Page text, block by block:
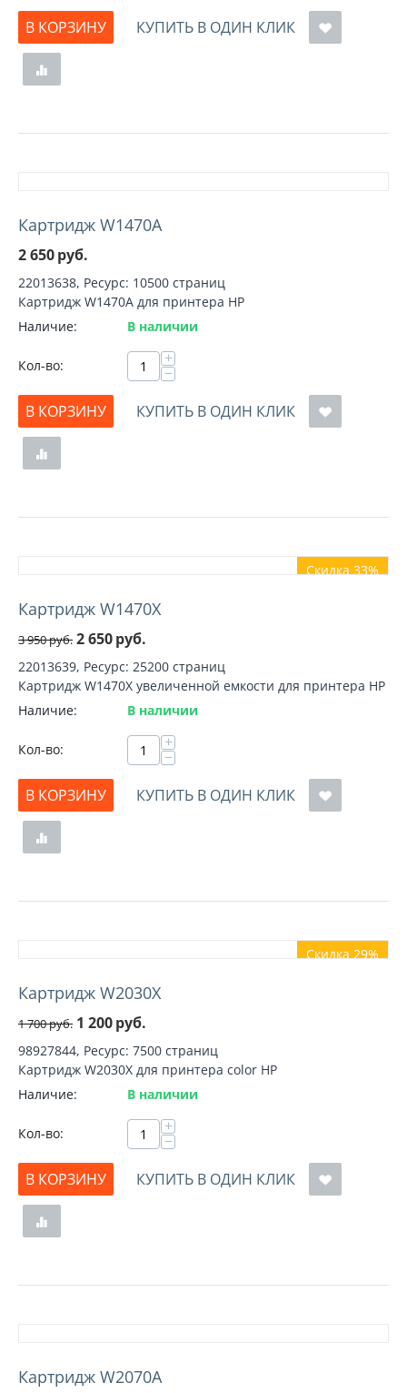
В КОРЗИНУ
КУПИТЬ В ОДИН КЛИК
Картридж W1470A
2 650руб.
22013638, Ресурс: 10500 страниц
Картридж W1470A для принтера HP
Наличие:
В наличии
Кол-во: +
−
В КОРЗИНУ
КУПИТЬ В ОДИН КЛИК
Скидка 33%
Картридж W1470X
3 950руб. 2 650руб.
22013639, Ресурс: 25200 страниц
Картридж W1470X увеличенной емкости для принтера HP
Наличие:
В наличии
Кол-во: +
−
В КОРЗИНУ
КУПИТЬ В ОДИН КЛИК
Скидка 29%
Картридж W2030X
1 700руб. 1 200руб.
98927844, Ресурс: 7500 страниц
Картридж W2030X для принтера color HP
Наличие:
В наличии
Кол-во: +
−
В КОРЗИНУ
КУПИТЬ В ОДИН КЛИК
Картридж W2070A